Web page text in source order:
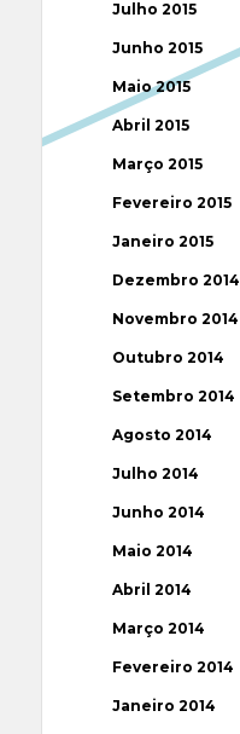
Julho 2015
Junho 2015
Maio 2015
Abril 2015
Março 2015
Fevereiro 2015
Janeiro 2015
Dezembro 2014
Novembro 2014
Outubro 2014
Setembro 2014
Agosto 2014
Julho 2014
Junho 2014
Maio 2014
Abril 2014
Março 2014
Fevereiro 2014
Janeiro 2014